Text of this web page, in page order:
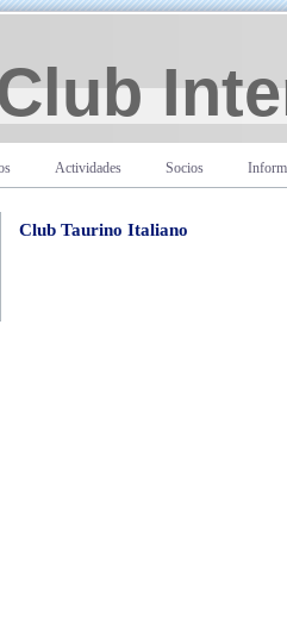
Actividades Socios
Club Taurino Italiano